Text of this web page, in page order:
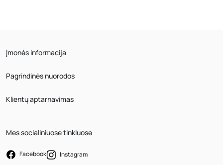
Įmonės informacija
Pagrindinės nuorodos
Klientų aptarnavimas
Mes socialiniuose tinkluose
Facebook Instagram